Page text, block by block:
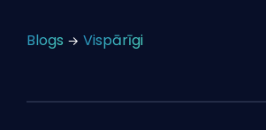
Blogs Vispārīgi